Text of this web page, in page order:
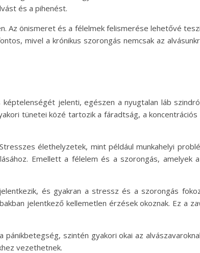
és a pihenést.
Az önismeret és a félelmek felismerése lehetővé
mivel a krónikus szorongás nemcsak az
jelenti, egészen a nyugtalan láb
tünetei közé tartozik a fáradtság, a
élethelyzetek, mint például munkahelyi
Emellett a félelem és a szorongás, amelyek
és gyakran a stressz és a szorongás
jelentkező kellemetlen érzések okoznak. Ez a
szintén gyakori okai az
vezethetnek.